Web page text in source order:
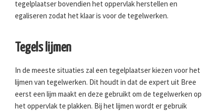
tegelplaatser bovendien het oppervlak herstellen en
egaliseren zodat het klaar is voor de tegelwerken.
Tegels lijmen
In de meeste situaties zal een tegelplaatser kiezen voor het
lijmen van tegelwerken. Dit houdt in dat de expert uit Bree
eerst een lijm maakt en deze gebruikt om de tegelwerken op
het oppervlak te plakken. Bij het lijmen wordt er gebruik